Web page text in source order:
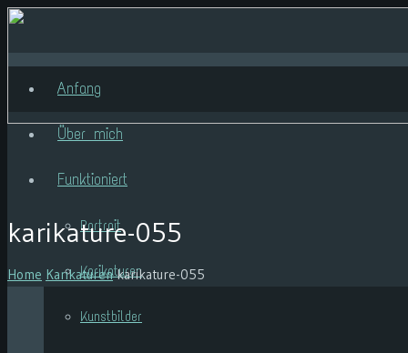
Anfang
Über mich
Funktioniert
Portrait
Karikaturen
Kunstbilder
karikature-055
Home Karikaturen karikature-055